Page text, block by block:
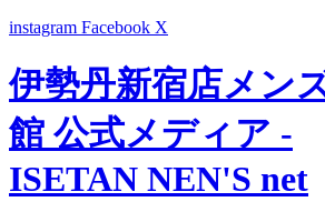
instagram Facebook X
伊勢丹新宿店メン
館 公式メディア -
ISETAN NEN'S net